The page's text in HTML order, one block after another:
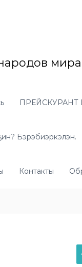
мира
Бэрэбиэркэлэн.
Контакты